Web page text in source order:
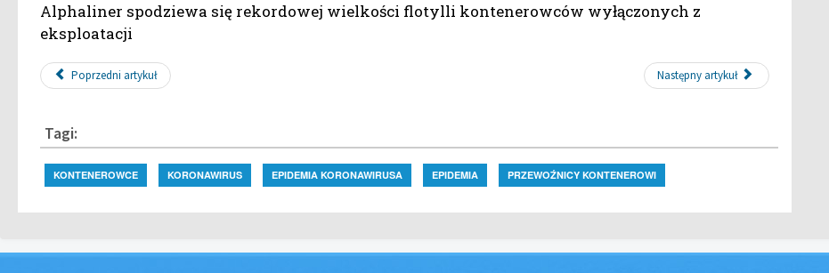
Alphaliner spodziewa się rekordowej wielkości flotylli kontenerowców wyłączonych z
eksploatacji
Poprzedni artykuł Następny artykuł
Tagi:
KONTENEROWCE KORONAWIRUS EPIDEMIA KORONAWIRUSA EPIDEMIA PRZEWOŹNICY KONTENEROWI